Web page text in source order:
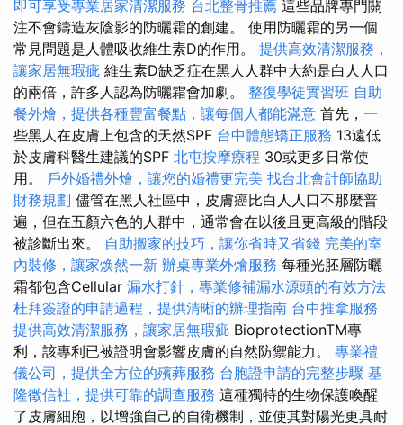
即可享受專業居家清潔服務 台北整骨推薦 這些品牌專門關
注不會鑄造灰陰影的防曬霜的創建。 使用防曬霜的另一個
常見問題是人體吸收維生素D的作用。 提供高效清潔服務，
讓家居無瑕疵 維生素D缺乏症在黑人人群中大約是白人人口
的兩倍，許多人認為防曬霜會加劇。 整復學徒實習班 自助
餐外燴，提供各種豐富餐點，讓每個人都能滿意 首先，一
些黑人在皮膚上包含的天然SPF 台中體態矯正服務 13遠低
於皮膚科醫生建議的SPF 北屯按摩療程 30或更多日常使
用。 戶外婚禮外燴，讓您的婚禮更完美 找台北會計師協助
財務規劃 儘管在黑人社區中，皮膚癌比白人人口不那麼普
遍，但在五顏六色的人群中，通常會在以後且更高級的階段
被診斷出來。 自助搬家的技巧，讓你省時又省錢 完美的室
內裝修，讓家焕然一新 辦桌專業外燴服務 每種光胚層防曬
霜都包含Cellular 漏水打針，專業修補漏水源頭的有效方法
杜拜簽證的申請過程，提供清晰的辦理指南 台中推拿服務
提供高效清潔服務，讓家居無瑕疵 BioprotectionTM專
利，該專利已被證明會影響皮膚的自然防禦能力。 專業禮
儀公司，提供全方位的殯葬服務 台胞證申請的完整步驟 基
隆徵信社，提供可靠的調查服務 這種獨特的生物保護喚醒
了皮膚細胞，以增強自己的自衛機制，並使其對陽光更具耐